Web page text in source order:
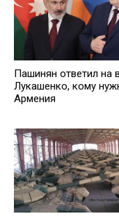
Пашинян ответил на
Лукашенко, кому
Армения